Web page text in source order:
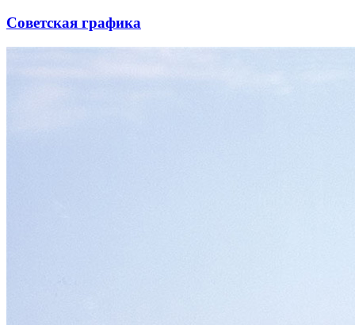
Советская графика